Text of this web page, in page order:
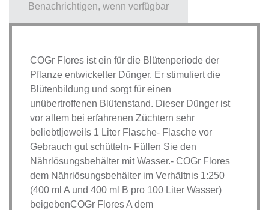
Benachrichtigen, wenn verfügbar
COGr Flores ist ein für die Blütenperiode der
Pflanze entwickelter Dünger. Er stimuliert die
Blütenbildung und sorgt für einen
unübertroffenen Blütenstand. Dieser Dünger ist
vor allem bei erfahrenen Züchtern sehr
beliebt!jeweils 1 Liter Flasche- Flasche vor
Gebrauch gut schütteln- Füllen Sie den
Nährlösungsbehälter mit Wasser.- COGr Flores
dem Nährlösungsbehälter im Verhältnis 1:250
(400 ml A und 400 ml B pro 100 Liter Wasser)
beigebenCOGr Flores A dem